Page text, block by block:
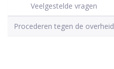
Veelgestelde vragen
Procederen tegen de overheid